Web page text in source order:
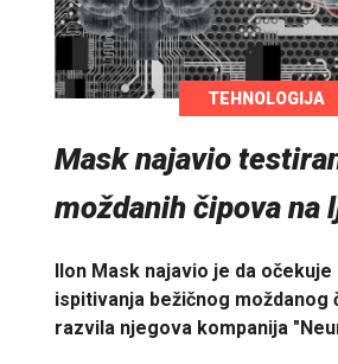
TEHNOLOGIJA
Mask najavio
moždanih čipova na
Ilon Mask najavio je da
ispitivanja bežičnog moždanog
razvila njegova kompanija